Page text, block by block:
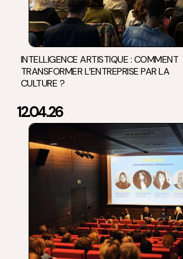
INTELLIGENCE ARTISTIQUE : COMMENT
TRANSFORMER L’ENTREPRISE PAR LA
CULTURE ?
12.04.26